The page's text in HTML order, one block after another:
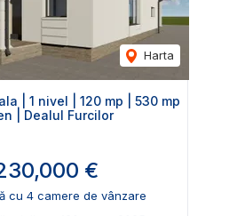
Harta
| 1 nivel | 120 mp | 530 mp
| Dealul Furcilor
€
cu 4 camere de vânzare